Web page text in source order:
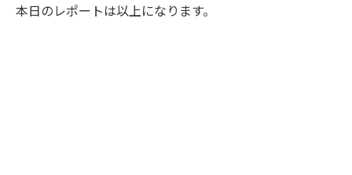
本日のレポートは以上になります。